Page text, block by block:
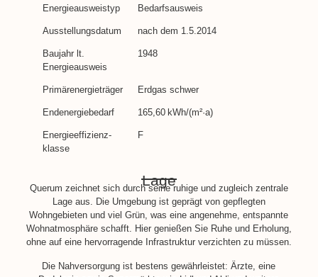
Energieausweistyp Bedarfs­ausweis
Ausstellungsdatum nach dem 1.5.2014
Baujahr lt.
Energieausweis
1948
Primärenergieträger Erdgas schwer
Endenergie­bedarf 165,60 kWh/(m²·a)
Energie­effizienz­
klasse
F
Lage
Querum zeichnet sich durch seine ruhige und zugleich zentrale
Lage aus. Die Umgebung ist geprägt von gepflegten
Wohngebieten und viel Grün, was eine angenehme, entspannte
Wohnatmosphäre schafft. Hier genießen Sie Ruhe und Erholung,
ohne auf eine hervorragende Infrastruktur verzichten zu müssen.
Die Nahversorgung ist bestens gewährleistet: Ärzte, eine